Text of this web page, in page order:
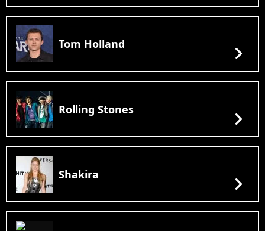
Tom Holland chevron_right
Rolling Stones chevron_right
Shakira chevron_right